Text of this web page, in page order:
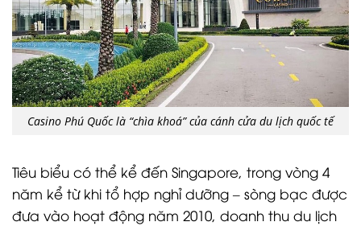
Casino Phú Quốc là “chìa khoá” của cánh cửa du lịch quốc tế
Tiêu biểu có thể kể đến Singapore, trong vòng 4
năm kể từ khi tổ hợp nghỉ dưỡng – sòng bạc được
đưa vào hoạt động năm 2010, doanh thu du lịch